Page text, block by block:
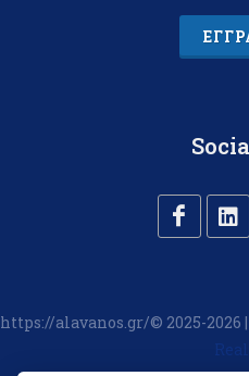
https://alavanos.gr/© 2025-2026